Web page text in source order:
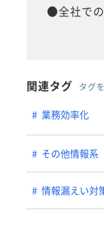
●全社で
関連タグ タグ
業務効率化
その他情報系
情報漏えい対